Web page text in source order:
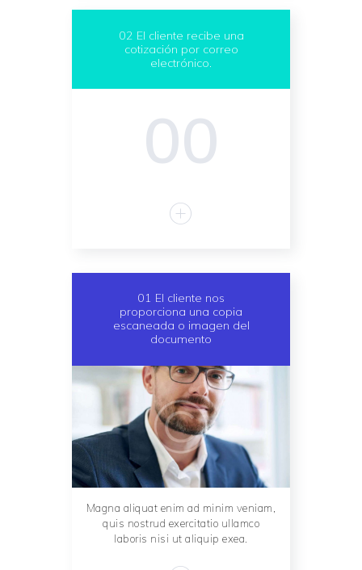
02 El cliente recibe una
cotización por correo
electrónico.
00
01 El cliente nos
proporciona una copia
escaneada o imagen del
documento
Magna aliquat enim ad minim veniam,
quis nostrud exercitatio ullamco
laboris nisi ut aliquip exea.